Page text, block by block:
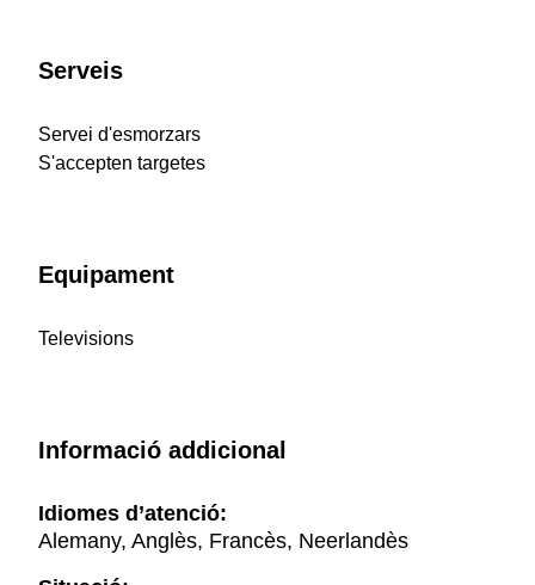
Serveis
Servei d'esmorzars
S'accepten targetes
Equipament
Televisions
Informació addicional
Idiomes d’atenció:
Alemany, Anglès, Francès, Neerlandès